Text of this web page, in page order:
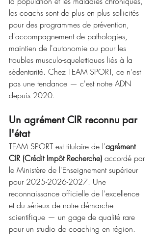
les coachs sont de plus en plus sollicités
pour des programmes de prévention,
d'accompagnement de pathologies,
maintien de l'autonomie ou pour les
troubles musculo-squelettiques liés à la
sédentarité. Chez TEAM SPORT, ce n'est
pas une tendance — c'est notre ADN
depuis 2020.
Un agrément CIR reconnu par
l'état
TEAM SPORT est titulaire de l'agrément
CIR (Crédit Impôt Recherche) accordé par
le Ministère de l'Enseignement supérieur
pour 2025-2026-2027. Une
reconnaissance officielle de l'excellence
et du sérieux de notre démarche
scientifique — un gage de qualité rare
pour un studio de coaching en région.